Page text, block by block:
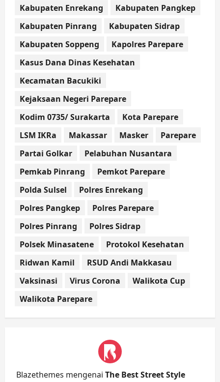
Kabupaten Enrekang
Kabupaten Pangkep
Kabupaten Pinrang
Kabupaten Sidrap
Kabupaten Soppeng
Kapolres Parepare
Kasus Dana Dinas Kesehatan
Kecamatan Bacukiki
Kejaksaan Negeri Parepare
Kodim 0735/ Surakarta
Kota Parepare
LSM IKRa
Makassar Masker
Parepare
Partai Golkar
Pelabuhan Nusantara
Pemkab Pinrang
Pemkot Parepare
Polda Sulsel
Polres Enrekang
Polres Pangkep
Polres Parepare
Polres Pinrang
Polres Sidrap
Polsek Minasatene
Protokol Kesehatan
Ridwan Kamil
RSUD Andi Makkasau
Vaksinasi
Virus Corona
Walikota Cup
Walikota Parepare
Blazethemes mengenai The Best Street Style